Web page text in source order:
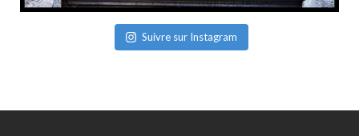
Suivre sur Instagram